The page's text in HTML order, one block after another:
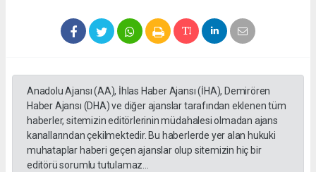
Anadolu Ajansı (AA), İhlas Haber Ajansı (İHA), Demirören
Haber Ajansı (DHA) ve diğer ajanslar tarafından eklenen tüm
haberler, sitemizin editörlerinin müdahalesi olmadan ajans
kanallarından çekilmektedir. Bu haberlerde yer alan hukuki
muhataplar haberi geçen ajanslar olup sitemizin hiç bir
editörü sorumlu tutulamaz...